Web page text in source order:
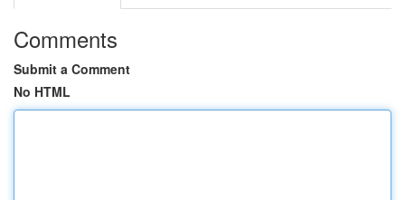
Comments
Submit a Comment
No HTML